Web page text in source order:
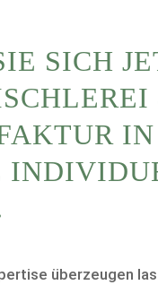
SICH
IN
überzeugen